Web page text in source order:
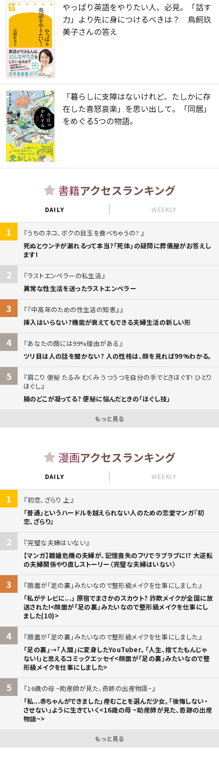
やっぱり英語をやりたい人、必見。「話す
力」より先に身につけるべきは？ 鳥飼玖
美子さんの答え
「暮らしに支障はないけれど、たしかに存
在した喜怒哀楽」を思い出して。「同居」
をめぐる5つの物語。
書籍アクセスランキング
DAILY WEEKLY
1
うちのネコ、ボクの目玉を食べちゃうの?
死ぬとウンチが漏れるって本当?「死体」の疑問に葬儀屋がお答えし
ます!
2
ラストエンペラーの私生活
異常な性生活を送ったラストエンペラー
3
『中高年のための性生活の知恵』
挿入はいらない?機能が衰えてもできる夫婦生活の新しい形
4
あなたの顔には99%理由がある
ツリ目は人の話を聞かない? 人の性格は、顔を見れば99%わかる。
5
肩こり 便秘 たるみ むくみ うつうつを自分の手でときほぐす! ひとり
ほぐし
腸のどこが凝ってる? 便秘に悩んだときの「ほぐし技」
もっと見る
漫画アクセスランキング
DAILY WEEKLY
1
初恋、ざらり 上
「普通」というハードルを越えられない人のための恋愛マンガ『初
恋、ざらり』
2
完璧な夫婦はいない
【マンガ】離婚危機の夫婦が、記憶喪失のフリでラブラブに!? 大逆転
の夫婦関係やり直しストーリー〈完璧な夫婦はいない〉
3
顔面が「足の裏」みたいなので整形級メイクを仕事にしました
「私がテレビに...」 原宿でまさかのスカウト? 詐欺メイクが全国に放
送された!<顔面が「足の裏」みたいなので整形級メイクを仕事にし
ました(10)>
4
顔面が「足の裏」みたいなので整形級メイクを仕事にしました
「足の裏」→「人間」に変身したYouTuber。「人生、捨てたもんじゃ
ない!」と思えるコミックエッセイ<顔面が「足の裏」みたいなので整
形級メイクを仕事にしました>
5
16歳の母 ~助産師が見た、奇跡の出産物語~
「私...赤ちゃんができました」――産むことを選んだ少女。「後悔しない・
させない」ように生きていく<16歳の母 ~助産師が見た、奇跡の出産
物語~>
もっと見る